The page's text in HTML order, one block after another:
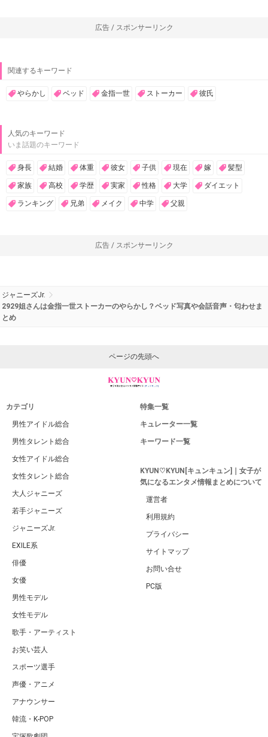
広告 / スポンサーリンク
関連するキーワード
やらかし ベッド 金指一世 ストーカー 彼氏
人気のキーワード
いま話題のキーワード
身長 結婚 体重 彼女 子供 現在 嫁 髪型
家族 高校 学歴 実家 性格 大学 ダイエット
ランキング 兄弟 メイク 中学 父親
広告 / スポンサーリンク
ジャニーズJr.
2929姐さんは金指一世ストーカーのやらかし？ベッド写真や会話音声・匂わせま
とめ
ページの先頭へ
カテゴリ
男性アイドル総合
男性タレント総合
女性アイドル総合
女性タレント総合
大人ジャニーズ
若手ジャニーズ
ジャニーズJr.
EXILE系
俳優
女優
男性モデル
女性モデル
歌手・アーティスト
お笑い芸人
スポーツ選手
声優・アニメ
アナウンサー
韓流・K-POP
特集一覧
キュレーター一覧
キーワード一覧
KYUN♡KYUN[キュンキュン]｜女子が
気になるエンタメ情報まとめについて
運営者
利用規約
プライバシー
サイトマップ
お問い合せ
PC版